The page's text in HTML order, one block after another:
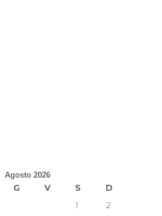
Agosto 2026
G V S
D
1
2